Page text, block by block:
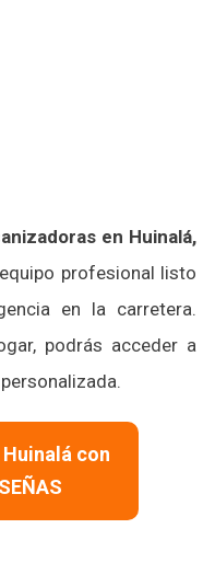
en Huinalá,
profesional listo
en la carretera.
podrás acceder a
con